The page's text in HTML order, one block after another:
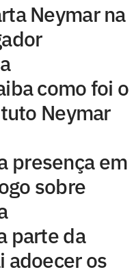
Neymar na
como foi o
Neymar
presença em
sobre
parte da
adoecer os